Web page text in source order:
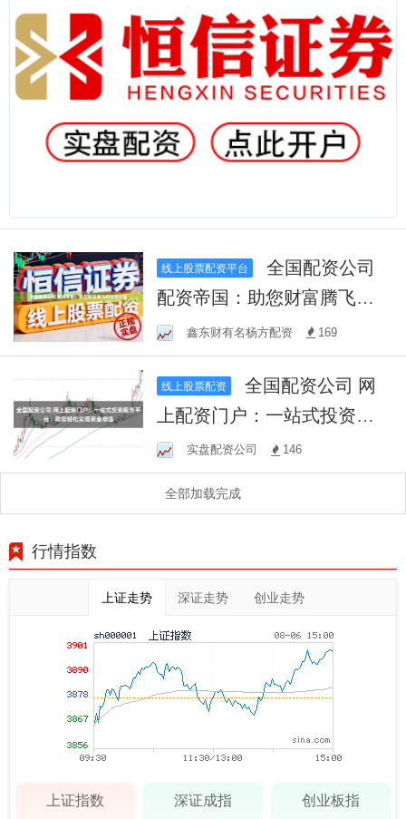
线上股票配资平台
全国配资公司
配资帝国：助您财富腾飞的
杠杆力量
鑫东财有名杨方配资 169
线上股票配资
全国配资公司 网
上配资门户：一站式投资服
务平台，助您轻松实现资金
增值
实盘配资公司 146
全部加载完成
行情指数
上证走势 深证走势 创业走势
上证指数 深证成指 创业板指